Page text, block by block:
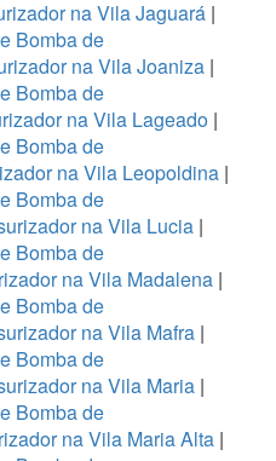
na Vila Jaguará|
Bomba de
na Vila Joaniza|
Bomba de
na Vila Lageado |
Bomba de
na Vila Leopoldina|
Bomba de
na Vila Lucia |
Bomba de
na Vila Madalena |
Bomba de
na Vila Mafra |
Bomba de
na Vila Maria|
Bomba de
na Vila Maria Alta|